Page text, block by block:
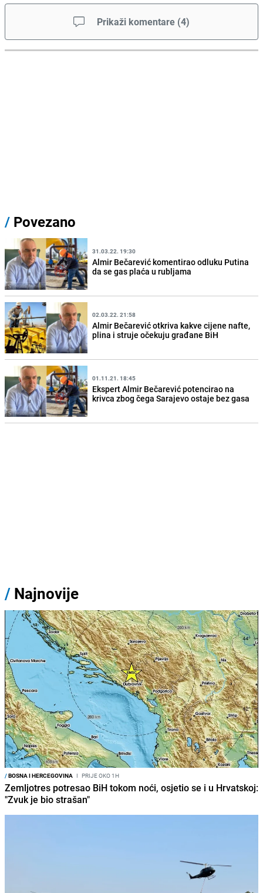
Prikaži komentare (4)
/ Povezano
31.03.22. 19:30
Almir Bečarević komentirao odluku Putina
da se gas plaća u rubljama
02.03.22. 21:58
Almir Bečarević otkriva kakve cijene nafte,
plina i struje očekuju građane BiH
01.11.21. 18:45
Ekspert Almir Bečarević potencirao na
krivca zbog čega Sarajevo ostaje bez gasa
/ Najnovije
/BOSNA I HERCEGOVINA I PRIJE OKO 1H
Zemljotres potresao BiH tokom noći, osjetio se i u Hrvatskoj:
"Zvuk je bio strašan"